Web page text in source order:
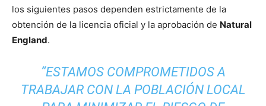
los siguientes pasos dependen estrictamente de la
obtención de la licencia oficial y la aprobación de Natural
England.
“ESTAMOS COMPROMETIDOS A
TRABAJAR CON LA POBLACIÓN LOCAL